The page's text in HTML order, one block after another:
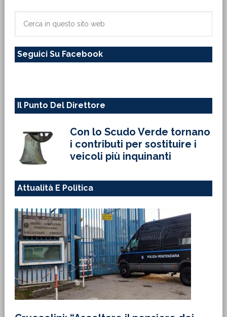
primaria
sito
Seguici Su Facebook
Il Punto Del Direttore
Con lo Scudo Verde tornano
i contributi per sostituire i
veicoli più inquinanti
Attualità E Politica